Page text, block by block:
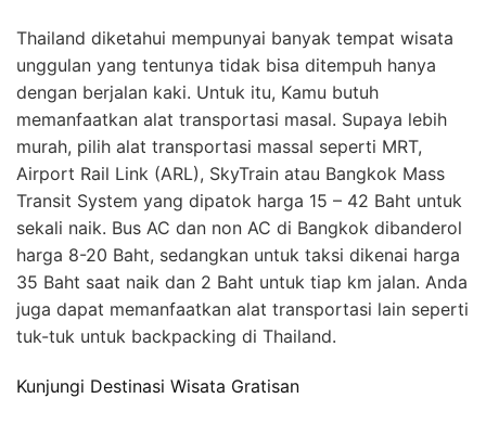
Thailand diketahui mempunyai banyak tempat wisata
unggulan yang tentunya tidak bisa ditempuh hanya
dengan berjalan kaki. Untuk itu, Kamu butuh
memanfaatkan alat transportasi masal. Supaya lebih
murah, pilih alat transportasi massal seperti MRT,
Airport Rail Link (ARL), SkyTrain atau Bangkok Mass
Transit System yang dipatok harga 15 – 42 Baht untuk
sekali naik. Bus AC dan non AC di Bangkok dibanderol
harga 8-20 Baht, sedangkan untuk taksi dikenai harga
35 Baht saat naik dan 2 Baht untuk tiap km jalan. Anda
juga dapat memanfaatkan alat transportasi lain seperti
tuk-tuk untuk backpacking di Thailand.
Kunjungi Destinasi Wisata Gratisan